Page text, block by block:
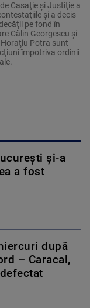
Casaţie şi Justiţie a
şi a decis
pe fond în
Călin Georgescu şi
Potra sunt
împotriva ordinii
și-a
a fost
după
– Caracal,